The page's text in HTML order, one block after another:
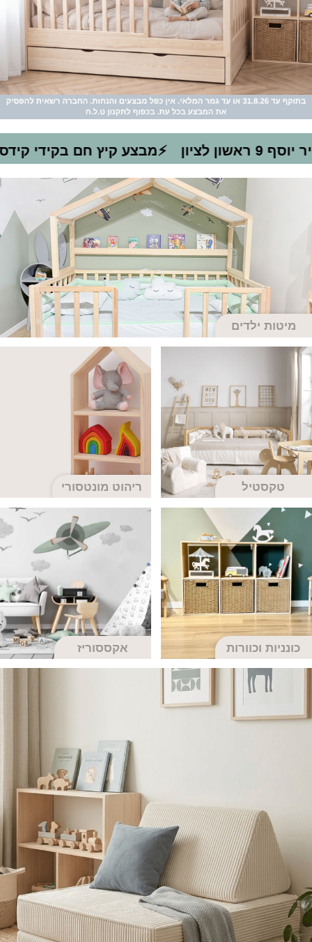
⚡מבצע קיץ חם בקידי קידס! 10% הנחה על כל המיטות באתר!
מיטות ילדים
טקסטיל ריהוט מונטסורי
כונניות וכוורות אקססוריז